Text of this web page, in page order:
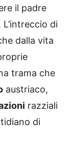
il padre
L’intreccio di
dalla vita
trama che
austriaco,
razziali
di